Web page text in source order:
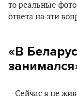
то реальные
ответа на эти
«В
– Сейчас я не